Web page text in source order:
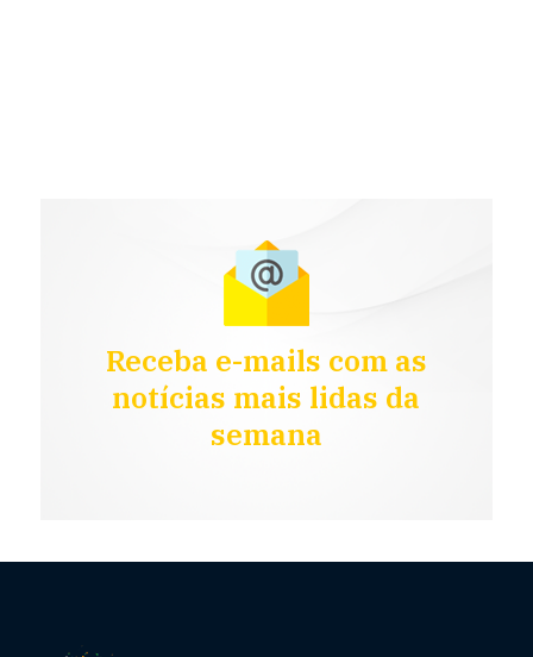
Receba e-mails com as
notícias mais lidas da
semana